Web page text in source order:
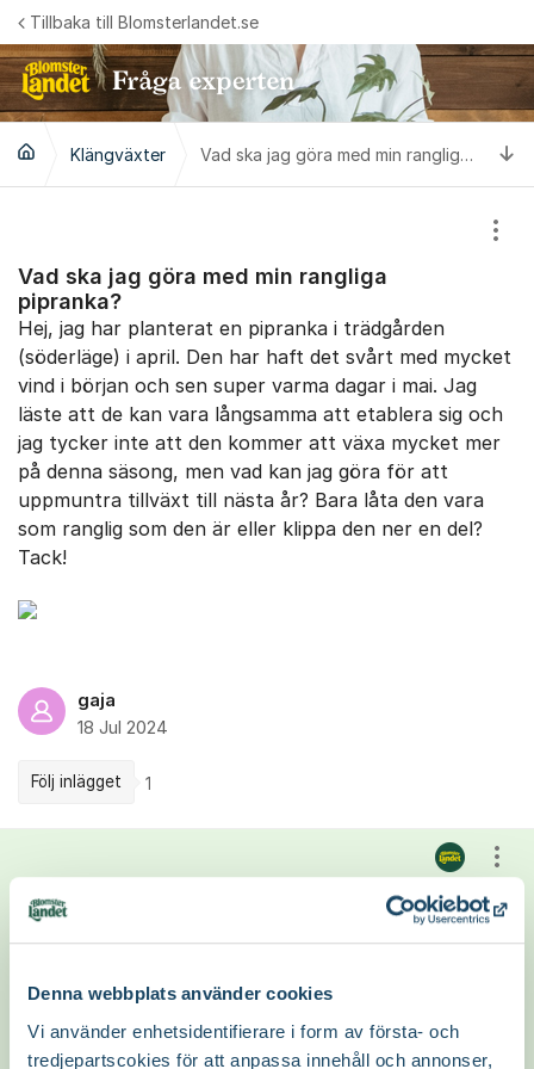
Denna webbplats använder cookies
Vi använder enhetsidentifierare i form av första- och
tredjepartscokies för att anpassa innehåll och annonser,
Hoppa till innehåll
Tillbaka till Blomsterlandet.se
Klängväxter Vad ska jag göra med min rangliga pipranka?
Vad ska jag göra med min rangliga
pipranka?
Hej, jag har planterat en pipranka i trädgården
(söderläge) i april. Den har haft det svårt med mycket
vind i början och sen super varma dagar i mai. Jag
läste att de kan vara långsamma att etablera sig och
jag tycker inte att den kommer att växa mycket mer
på denna säsong, men vad kan jag göra för att
uppmuntra tillväxt till nästa år? Bara låta den vara
som ranglig som den är eller klippa den ner en del?
Tack!
gaja
18 Jul 2024
Följ inlägget 1
beskärning. Se till att vattna den vid värme och
torka. Det är extra viktigt när den är
nyplanterad. Till våren myllar du ner